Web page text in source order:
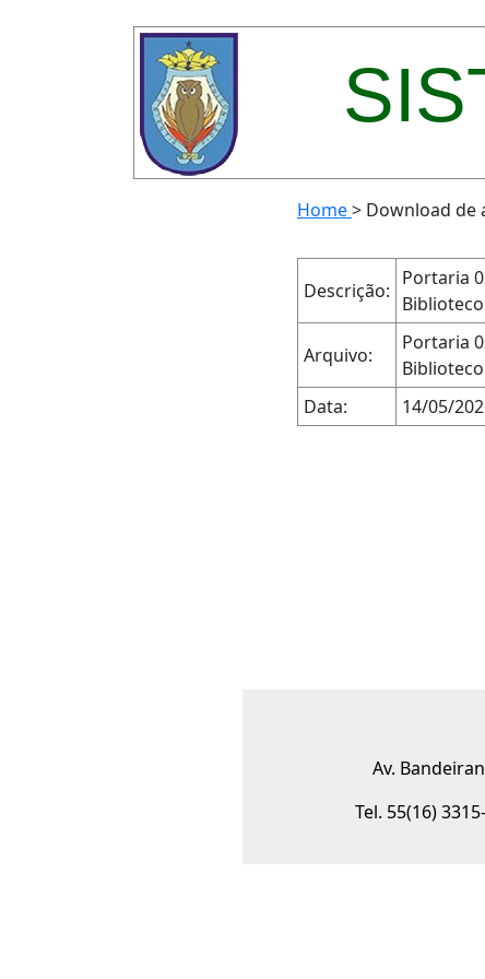
Home> Download de
Descrição:
Portaria
Arquivo:
Portaria
Data:
14/05/
Av.
Tel. 55(16)